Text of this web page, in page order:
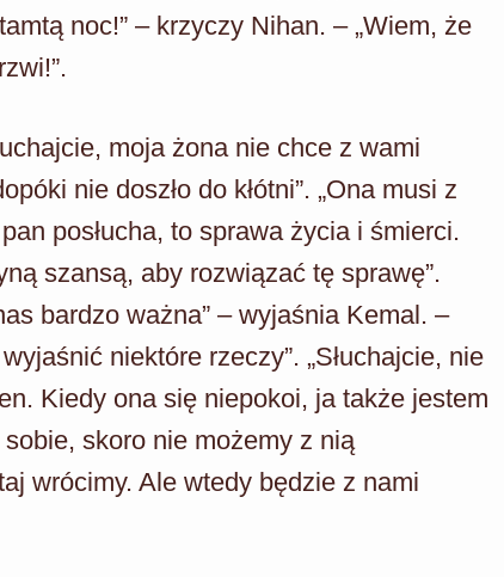
noc!” – krzyczy Nihan. – „Wiem, że
moja żona nie chce z wami
nie doszło do kłótni”. „Ona musi z
posłucha, to sprawa życia i śmierci.
szansą, aby rozwiązać tę sprawę”.
bardzo ważna” – wyjaśnia Kemal. –
niektóre rzeczy”. „Słuchajcie, nie
Kiedy ona się niepokoi, ja także jestem
skoro nie możemy z nią
wrócimy. Ale wtedy będzie z nami